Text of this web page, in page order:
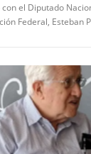
el Diputado
Federal, Esteban